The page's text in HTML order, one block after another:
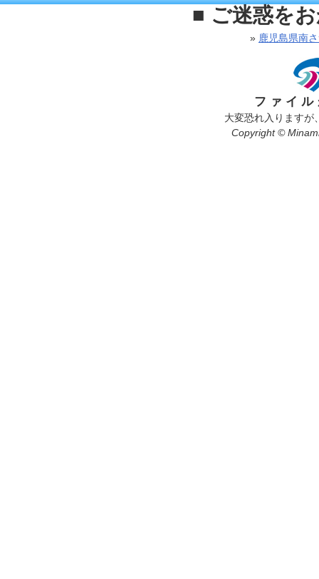
■ ご迷惑を
» 鹿児島県南
ファイ
大変恐れ入りますが
Copyright ©